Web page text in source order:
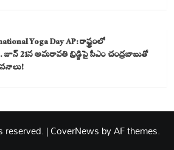
Yoga Day AP: రాష్ట్రంలో
జూన్ 21న అమరావతి బ్రిడ్జిపై సీఎం చంద్రబాబుతో
reserved. |CoverNews by AF themes.